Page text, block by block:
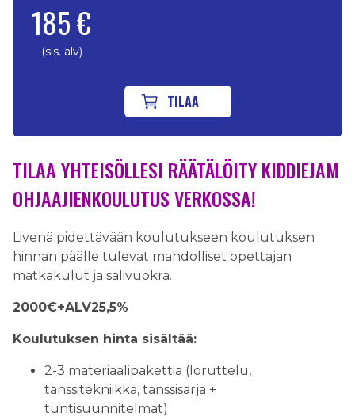
185 €
(sis. alv)
TILAA
TILAA YHTEISÖLLESI RÄÄTÄLÖITY KIDDIEJAM
OHJAAJIENKOULUTUS VERKOSSA!
Livenä pidettävään koulutukseen koulutuksen
hinnan päälle tulevat mahdolliset opettajan
matkakulut ja salivuokra.
2000€+ALV25,5%
Koulutuksen hinta sisältää:
2-3 materiaalipakettia (loruttelu,
tanssitekniikka, tanssisarja +
tuntisuunnitelmat)